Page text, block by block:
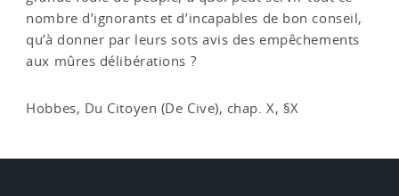
nombre d’ignorants et d’incapables de bon conseil,
qu’à donner par leurs sots avis des empêchements
aux mûres délibérations ?
Hobbes, Du Citoyen (De Cive), chap. X, §X